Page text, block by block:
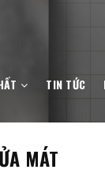
TIN TỨC
MÁT